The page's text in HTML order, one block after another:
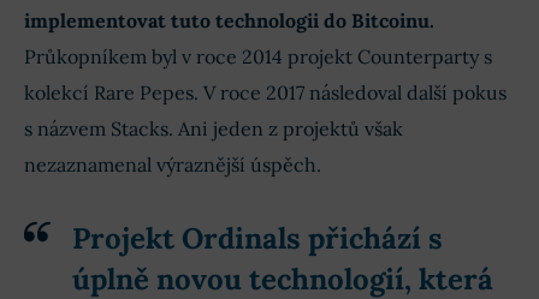
implementovat tuto technologii do Bitcoinu.
Průkopníkem byl v roce 2014 projekt Counterparty s
kolekcí Rare Pepes. V roce 2017 následoval další pokus
s názvem Stacks. Ani jeden z projektů však
nezaznamenal výraznější úspěch.
Projekt Ordinals přichází s
úplně novou technologií, která